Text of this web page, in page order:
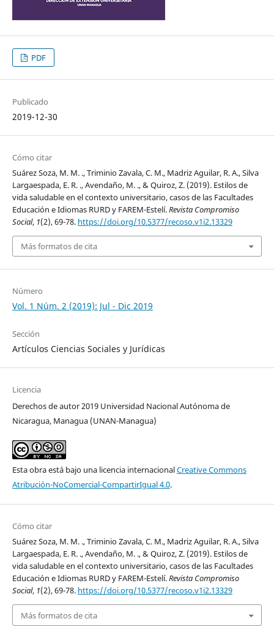
PDF
Publicado
2019-12-30
Cómo citar
Suárez Soza, M. M. ., Triminio Zavala, C. M., Madriz Aguilar, R. A., Silva
Largaespada, E. R. ., Avendaño, M. ., & Quiroz, Z. (2019). Estilos de
vida saludable en el contexto universitario, casos de las Facultades
Educación e Idiomas RURD y FAREM-Estelí.Revista Compromiso
Social, 1(2), 69-78. https://doi.org/10.5377/recoso.v1i2.13329
Más formatos de cita
Número
Vol. 1 Núm. 2 (2019): Jul - Dic 2019
Sección
Artículos Ciencias Sociales y Jurídicas
Licencia
Derechos de autor 2019 Universidad Nacional Autónoma de
Nicaragua, Managua (UNAN-Managua)
Esta obra está bajo una licencia internacionalCreative Commons
Atribución-NoComercial-CompartirIgual 4.0.
Cómo citar
Suárez Soza, M. M. ., Triminio Zavala, C. M., Madriz Aguilar, R. A., Silva
Largaespada, E. R. ., Avendaño, M. ., & Quiroz, Z. (2019). Estilos de
vida saludable en el contexto universitario, casos de las Facultades
Educación e Idiomas RURD y FAREM-Estelí.Revista Compromiso
Social, 1(2), 69-78. https://doi.org/10.5377/recoso.v1i2.13329
Más formatos de cita